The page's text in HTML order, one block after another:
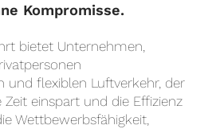
Kompromisse.
bietet Unternehmen,
und flexiblen Luftverkehr, der
einspart und die Effizienz
Wettbewerbsfähigkeit,